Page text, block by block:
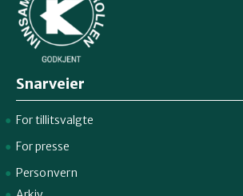
Snarveier
For tillitsvalgte
For presse
Personvern